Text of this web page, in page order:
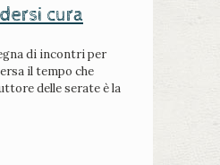
cura
di incontri per
il tempo che
delle serate è la